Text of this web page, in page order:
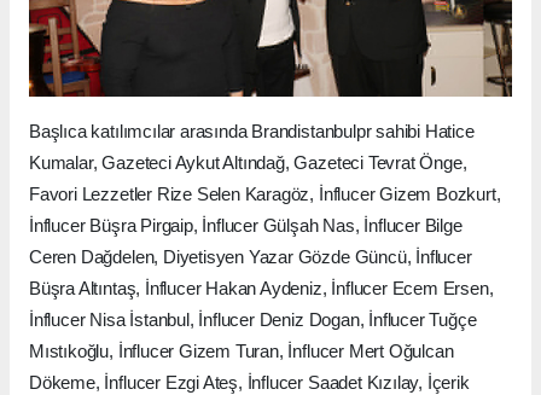
Başlıca katılımcılar arasında Brandistanbulpr sahibi Hatice
Kumalar, Gazeteci Aykut Altındağ, Gazeteci Tevrat Önge,
Favori Lezzetler Rize Selen Karagöz, İnflucer Gizem Bozkurt,
İnflucer Büşra Pirgaip, İnflucer Gülşah Nas, İnflucer Bilge
Ceren Dağdelen, Diyetisyen Yazar Gözde Güncü, İnflucer
Büşra Altıntaş, İnflucer Hakan Aydeniz, İnflucer Ecem Ersen,
İnflucer Nisa İstanbul, İnflucer Deniz Dogan, İnflucer Tuğçe
Mıstıkoğlu, İnflucer Gizem Turan, İnflucer Mert Oğulcan
Dökeme, İnflucer Ezgi Ateş, İnflucer Saadet Kızılay, İçerik